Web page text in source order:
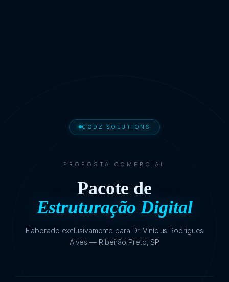
CODZ SOLUTIONS
PROPOSTA COMERCIAL
Pacote de
Estruturação Digital
Elaborado exclusivamente para Dr. Vinícius Rodrigues
Alves — Ribeirão Preto, SP